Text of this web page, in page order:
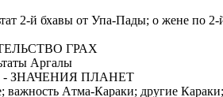
2-й бхaвы от Упа-Пады; о жене по
ГРАХ
Аргалы
- ЗНАЧЕНИЯ ПЛАНЕТ
важность Aтмa-Караки; другие